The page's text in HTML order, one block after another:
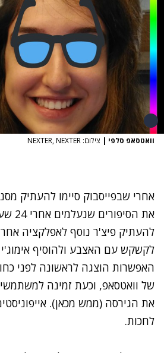
וואטסאפ סלפי | צילום: NEXTER, NEXTER
אחרי שבפייסבוק סיימו להעתיק
את
להעתיק פיצ'ר נוסף לאפלקציה
לקשקש עם האצבע ולהוסיף אימוג'י
האפשרות הוצגה לראשונה לפני
של וואטסאפ, וכעת זמינה
את הגירסה (ממש מכאן).
לחכות.